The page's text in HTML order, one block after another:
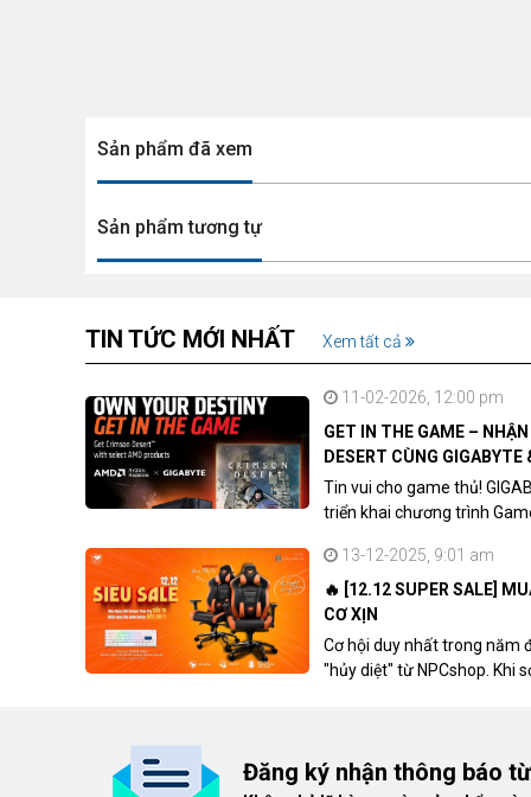
Sản phẩm đã xem
Sản phẩm tương tự
TIN TỨC MỚI NHẤT Xem tất cả
11-02-2026, 12:00 pm
GET IN THE GAME –
DESERT CÙNG GIGABYTE
Tin vui cho game thủ!
triển khai chương trình
13-12-2025, 9:01 am
🔥 [12.12 SUPER SALE]
CƠ XỊN
Cơ hội duy nhất trong năm
"hủy diệt" từ NPCshop. Khi
Đăng ký nhận thông báo